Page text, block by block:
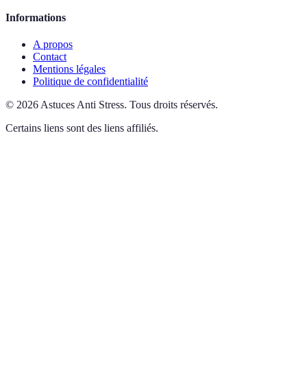
Informations
A propos
Contact
Mentions légales
Politique de confidentialité
© 2026 Astuces Anti Stress. Tous droits réservés.
Certains liens sont des liens affiliés.